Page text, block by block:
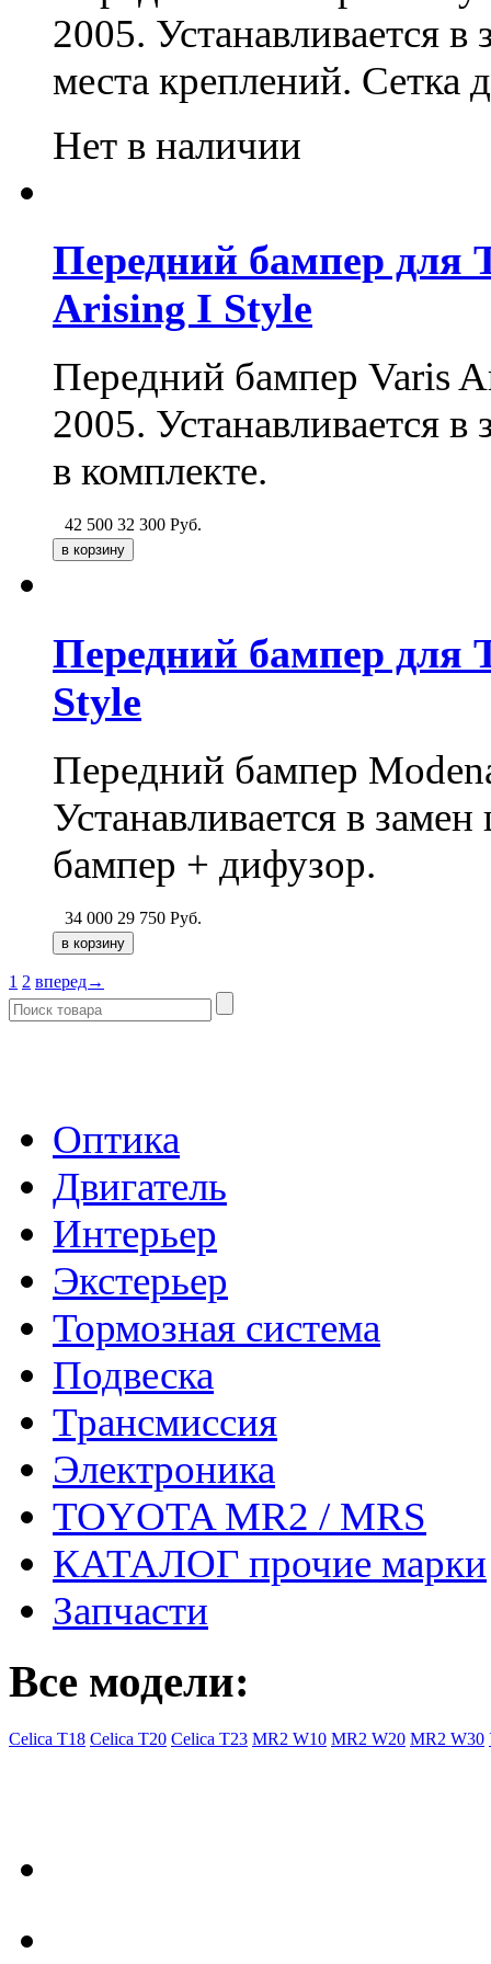
2005. Устанавливается
места креплений. Сетка
Нет в наличии
Передний бампер для
Arising I Style
Передний бампер Varis
2005. Устанавливается
в комплекте.
42 500 32 300 Руб.
Передний бампер для
Style
Передний бампер
Устанавливается в
бампер + дифузор.
34 000 29 750 Руб.
1 2 вперед→
Оптика
Двигатель
Интерьер
Экстерьер
Тормозная система
Подвеска
Трансмиссия
Электроника
TOYOTA MR2 / MRS
КАТАЛОГ прочие марки
Запчасти
Все модели:
Celica T18 Celica T20 Celica T23 MR2 W10 MR2 W20 MR2 W30